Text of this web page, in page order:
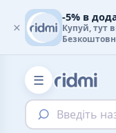
☰
Введіть
×
-5% в
Купуй, тут